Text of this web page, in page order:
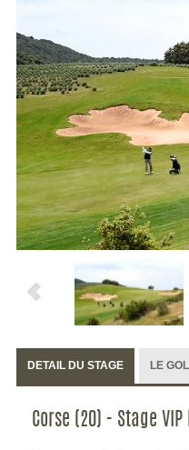
DETAIL DU STAGE LE
Corse (20) - Stage